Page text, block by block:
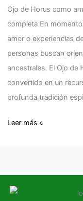
Ojo de Horus como
completa En
amor o experiencias
personas buscan
ancestrales. El Ojo de
convertido en un
profunda tradición
Leer más »